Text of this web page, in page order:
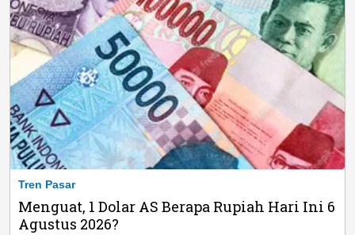
Tren Pasar
Menguat, 1 Dolar AS Berapa Rupiah Hari Ini 6
Agustus 2026?